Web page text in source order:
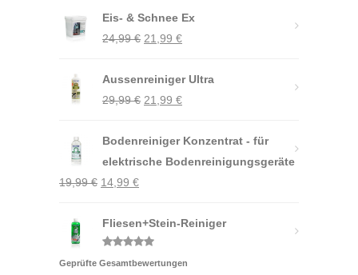
Eis- & Schnee Ex
24,99€ Ursprünglicher
war:
24,99 €
21,99 €Aktueller
ist:
21,99 €.
Aussenreiniger Ultra
29,99€ Ursprünglicher
war:
29,99 €
21,99 €Aktueller
ist:
21,99 €.
Bodenreiniger Konzentrat - für
elektrische Bodenreinigungsgeräte
19,99€ Ursprünglicher
war:
19,99 €
14,99 €Aktueller
ist:
14,99 €.
Fliesen+Stein-Reiniger
Bewertet
mit5.00
Geprüfte Gesamtbewertungen